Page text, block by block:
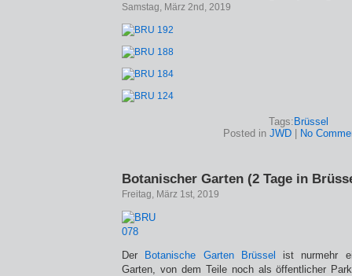
Samstag, März 2nd, 2019
Tags: Brüssel
Posted in JWD No
Botanischer Garten (2 Tage in
Freitag, März 1st, 2019
Der Botanische Garten Brüssel
ist nurmehr
Garten, von dem Teile noch als öffentlicher